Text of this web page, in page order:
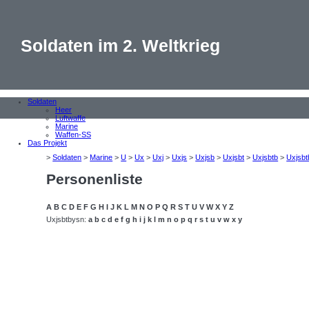
Soldaten im 2. Weltkrieg
Soldaten
Heer
Luftwaffe
Marine
Waffen-SS
Das Projekt
>Soldaten >Marine >U >Ux >Uxj >Uxjs >Uxjsb >Uxjsbt >Uxjsbtb >
Personenliste
A B C D E F G H J K L M N O P Q R S T U V W X Y Z
Uxjsbtbysn:a b c d e f g h i j k l m n o p q r s t u v w x y